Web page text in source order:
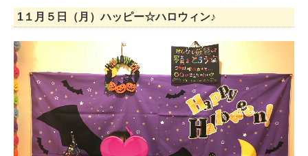
1１月５日（月）ハッピー☆ハロウィン♪